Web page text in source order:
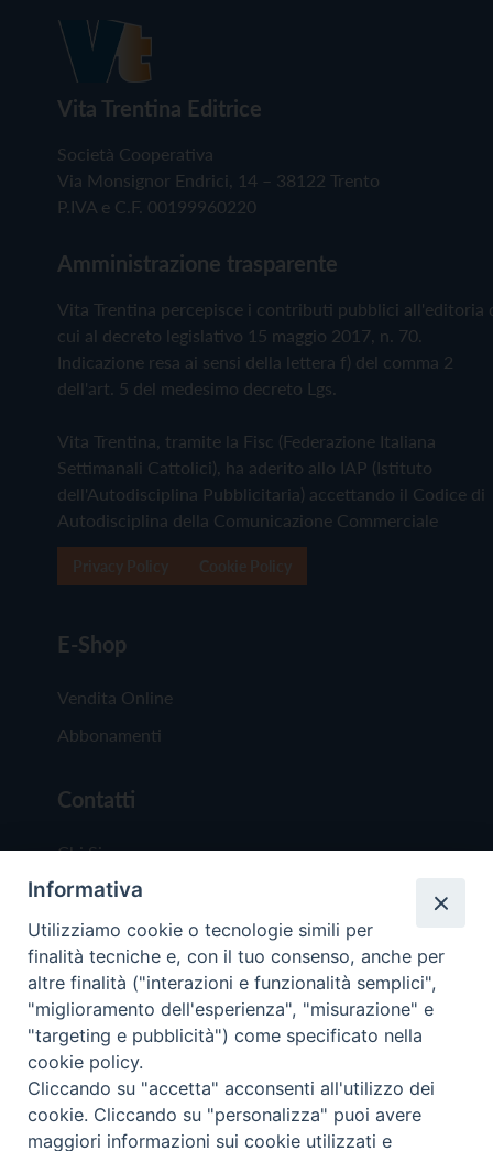
Vita Trentina Editrice
Società Cooperativa
Via Monsignor Endrici, 14 – 38122 Trento
P.IVA e C.F. 00199960220
Amministrazione trasparente
Vita Trentina percepisce i contributi pubblici all'editoria
cui al decreto legislativo 15 maggio 2017, n. 70.
Indicazione resa ai sensi della lettera f) del comma 2
dell'art. 5 del medesimo decreto Lgs.
Vita Trentina, tramite la Fisc (Federazione Italiana
Settimanali Cattolici), ha aderito allo IAP (Istituto
dell'Autodisciplina Pubblicitaria) accettando il Codice di
Autodisciplina della Comunicazione Commerciale
E-Shop
Vendita Online
Abbonamenti
Contatti
Chi Siamo
Redazione
Scrivici
Copyright © 2019 - Tutti i diritti riservati - Vita
Trentina Editrice
Informativa
Utilizziamo cookie o tecnologie simili per
finalità tecniche e, con il tuo consenso, anche per
altre finalità ("interazioni e funzionalità semplici",
"miglioramento dell'esperienza", "misurazione" e
"targeting e pubblicità") come specificato nella
cookie policy.
Cliccando su "accetta" acconsenti all'utilizzo dei
cookie. Cliccando su "personalizza" puoi avere
maggiori informazioni sui cookie utilizzati e